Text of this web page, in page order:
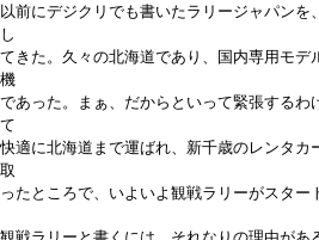
以前にデジクリでも書いたラリージャパン
し
てきた。久々の北海道であり、国内専用モデ
機
であった。まぁ、だからといって緊張する
て
快適に北海道まで運ばれ、新千歳のレンタカ
取
ったところで、いよいよ観戦ラリーがスター